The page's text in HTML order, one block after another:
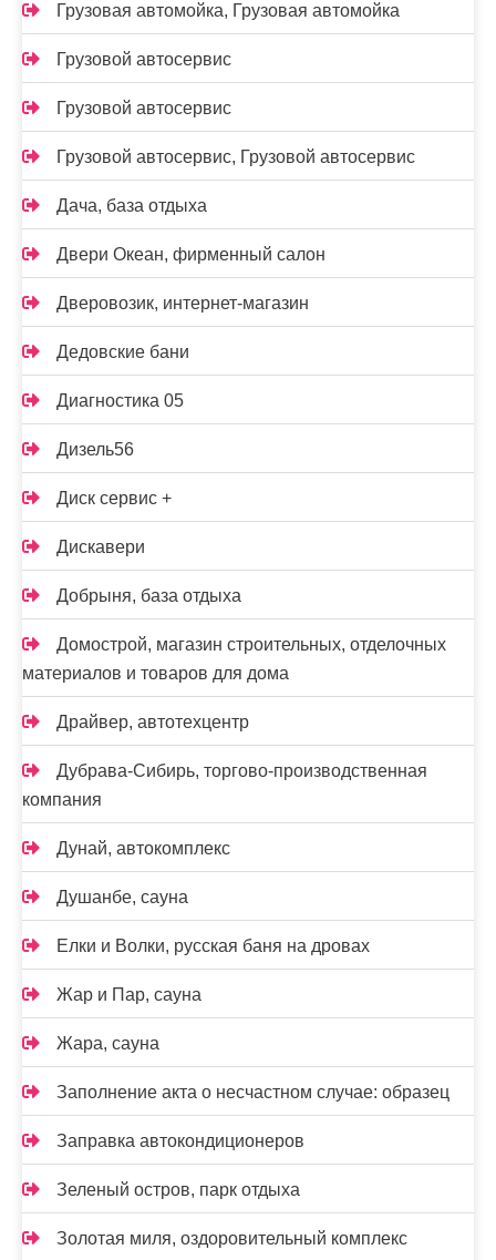
Грузовая автомойка, Грузовая автомойка
Грузовой автосервис
Грузовой автосервис
Грузовой автосервис, Грузовой автосервис
Дача, база отдыха
Двери Океан, фирменный салон
Дверовозик, интернет-магазин
Дедовские бани
Диагностика 05
Дизель56
Диск сервис +
Дискавери
Добрыня, база отдыха
Домострой, магазин строительных, отделочных
материалов и товаров для дома
Драйвер, автотехцентр
Дубрава-Сибирь, торгово-производственная
компания
Дунай, автокомплекс
Душанбе, сауна
Елки и Волки, русская баня на дровах
Жар и Пар, сауна
Жара, сауна
Заполнение акта о несчастном случае: образец
Заправка автокондиционеров
Зеленый остров, парк отдыха
Золотая миля, оздоровительный комплекс